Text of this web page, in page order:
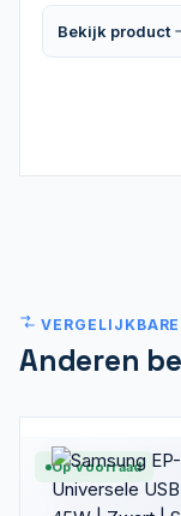
Bekijk product
Anderen
Op voorraad